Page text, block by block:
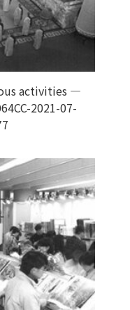
activities —
2021-07-